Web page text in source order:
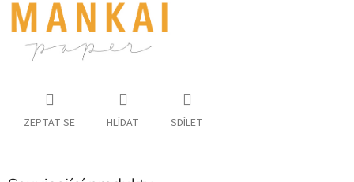
ZEPTAT SE HLÍDAT SDÍLET